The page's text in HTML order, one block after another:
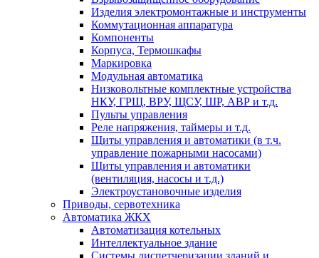
Изделия электромонтажные и инструменты
Коммутационная аппаратура
Компоненты
Корпуса, Термошкафы
Маркировка
Модульная автоматика
Низковольтные комплектные устройства
НКУ, ГРЩ, ВРУ, ЩСУ, ШР, АВР и т.д.
Пульты управления
Реле напряжения, таймеры и т.д.
Щиты управления и автоматики (в т.ч.
управление пожарными насосами)
Щиты управления и автоматики
(вентиляция, насосы и т.д.)
Электроустановочные изделия
Приводы, сервотехника
Автоматика ЖКХ
Автоматизация котельных
Интеллектуальное здание
Системы диспетчеризации зданий и